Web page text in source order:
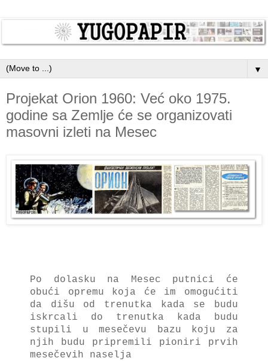
▼
Projekat Orion 1960: Već oko 1975.
godine sa Zemlje će se organizovati
masovni izleti na Mesec
Po dolasku na Mesec putnici će
obući opremu koja će im omogućiti
da dišu od trenutka kada se budu
iskrcali do trenutka kada budu
stupili u mesečevu bazu koju za
njih budu pripremili pioniri prvih
mesečevih naselja